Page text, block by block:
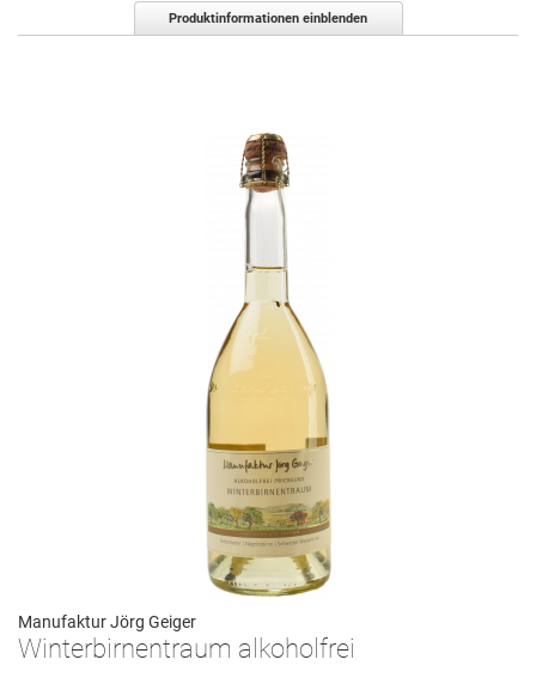
Produktinformationen einblenden
Manufaktur Jörg Geiger
Winterbirnentraum alkoholfrei